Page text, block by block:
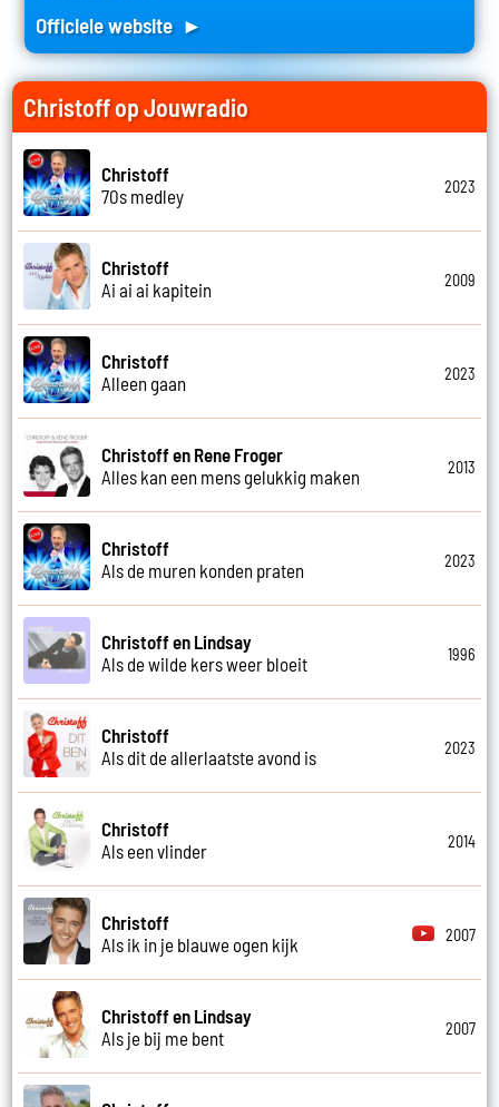
Officiele website ►
Christoff op Jouwradio
Christoff
70s medley
2023
Christoff
Ai ai ai kapitein
2009
Christoff
Alleen gaan
2023
Christoff en Rene Froger
Alles kan een mens gelukkig maken
2013
Christoff
Als de muren konden praten
2023
Christoff en Lindsay
Als de wilde kers weer bloeit
1996
Christoff
Als dit de allerlaatste avond is
2023
Christoff
Als een vlinder
2014
Christoff
Als ik in je blauwe ogen kijk
2007
Christoff en Lindsay
Als je bij me bent
2007